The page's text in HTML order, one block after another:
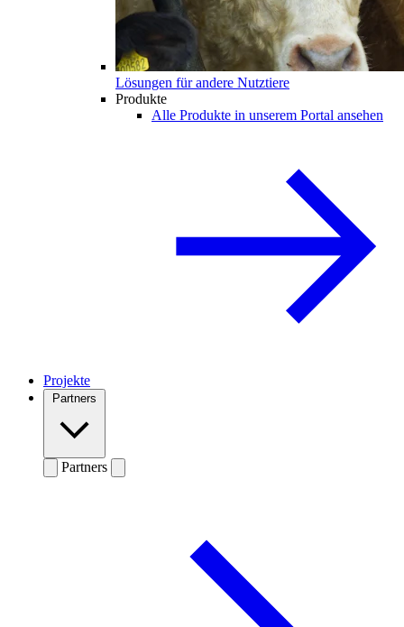
Lösungen für andere Nutztiere
Produkte
Alle Produkte in unserem Portal ansehen
Projekte
Partners
Partners